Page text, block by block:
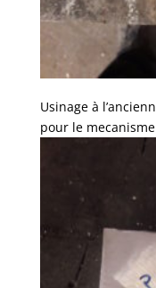
Usinage à
pour le